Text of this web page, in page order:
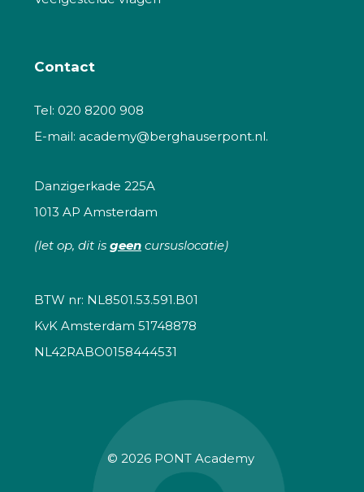
Contact
Tel: 020 8200 908
E-mail: academy@berghauserpont.nl.
Danzigerkade 225A
1013 AP Amsterdam
(let op, dit is geen cursuslocatie)
BTW nr: NL8501.53.591.B01
KvK Amsterdam 51748878
NL42RABO0158444531
© 2026 PONT Academy